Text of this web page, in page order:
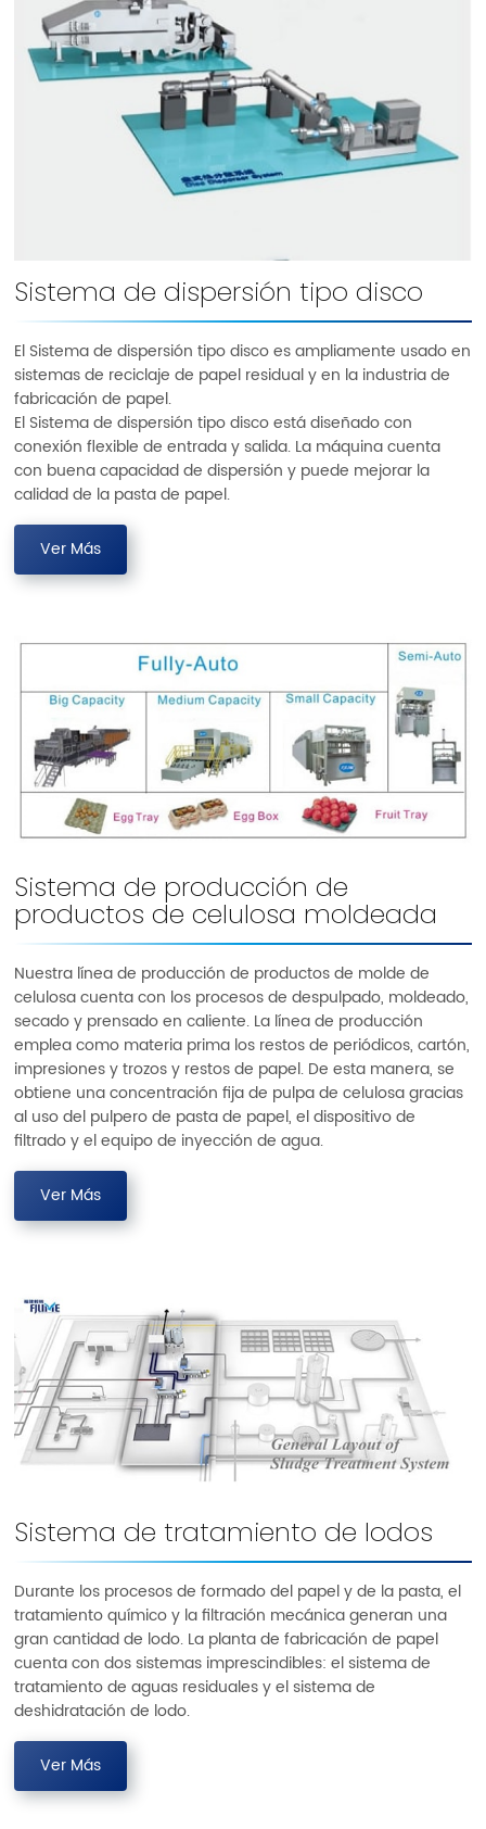
Sistema de dispersión tipo disco
El Sistema de dispersión tipo disco es ampliamente usado en
sistemas de reciclaje de papel residual y en la industria de
fabricación de papel.
El Sistema de dispersión tipo disco está diseñado con
conexión flexible de entrada y salida. La máquina cuenta
con buena capacidad de dispersión y puede mejorar la
calidad de la pasta de papel.
Ver Más
Sistema de producción de
productos de celulosa moldeada
Nuestra línea de producción de productos de molde de
celulosa cuenta con los procesos de despulpado, moldeado,
secado y prensado en caliente. La línea de producción
emplea como materia prima los restos de periódicos, cartón,
impresiones y trozos y restos de papel. De esta manera, se
obtiene una concentración fija de pulpa de celulosa gracias
al uso del pulpero de pasta de papel, el dispositivo de
filtrado y el equipo de inyección de agua.
Ver Más
Sistema de tratamiento de lodos
Durante los procesos de formado del papel y de la pasta, el
tratamiento químico y la filtración mecánica generan una
gran cantidad de lodo. La planta de fabricación de papel
cuenta con dos sistemas imprescindibles: el sistema de
tratamiento de aguas residuales y el sistema de
deshidratación de lodo.
Ver Más